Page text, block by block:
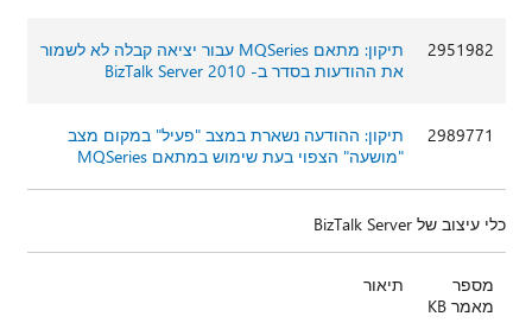
2951982
תיקון: מתאם MQSeries עבור יציאה קבלה לא לשמור
את ההודעות בסדר ב- BizTalk Server 2010
2989771
תיקון: ההודעה נשארת במצב "פעיל" במקום מצב
"מושעה" הצפוי בעת שימוש במתאם MQSeries
כלי עיצוב של BizTalk Server
מספר
מאמר KB
תיאור